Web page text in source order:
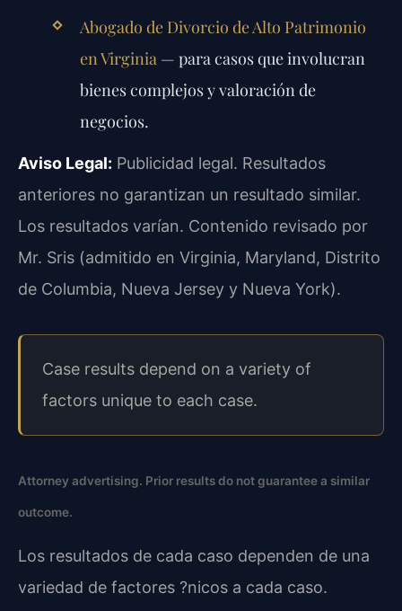
Abogado de Divorcio de Alto Patrimonio
en Virginia— para casos que involucran
bienes complejos y valoración de
negocios.
Aviso Legal: Publicidad legal. Resultados
anteriores no garantizan un resultado similar.
Los resultados varían. Contenido revisado por
Mr. Sris (admitido en Virginia, Maryland, Distrito
de Columbia, Nueva Jersey y Nueva York).
Case results depend on a variety of
factors unique to each case.
Attorney advertising. Prior results do not guarantee a similar
outcome.
Los resultados de cada caso dependen de una
variedad de factores ?nicos a cada caso.